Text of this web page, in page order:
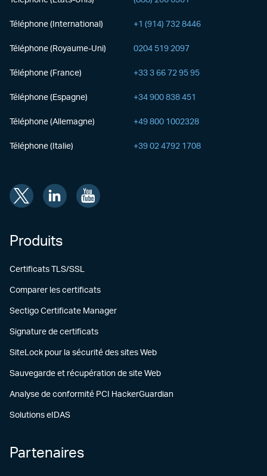
Téléphone (International) +1 (914) 732 8446
Téléphone (Royaume-Uni) 0204 519 2097
Téléphone (France) +33 3 66 72 95 95
Téléphone (Espagne) +34 900 838 451
Téléphone (Allemagne) +49 800 1002328
Téléphone (Italie) +39 02 4792 1708
Produits
Certificats TLS/SSL
Comparer les certificats
Sectigo Certificate Manager
Signature de certificats
SiteLock pour la sécurité des sites Web
Sauvegarde et récupération de site Web
Analyse de conformité PCI HackerGuardian
Solutions eIDAS
Partenaires